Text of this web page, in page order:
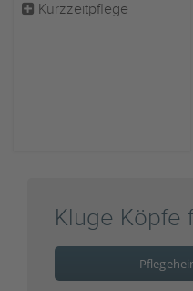
Kurzzeitpflege
Kluge Köpfe